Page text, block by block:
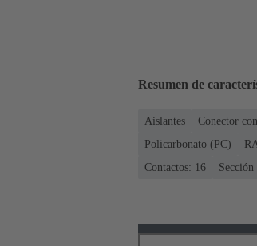
Resumen de
Aislantes Conector
Policarbonato (PC)
Contactos: 16